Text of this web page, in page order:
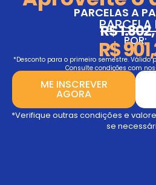
PARCELAS A
PARCELA
R$ POR:
R$
*Desconto para o primeiro semestre. Válido
Consulte condições com
ME INSCREVER
AGORA
*Verifique outras condições e
se